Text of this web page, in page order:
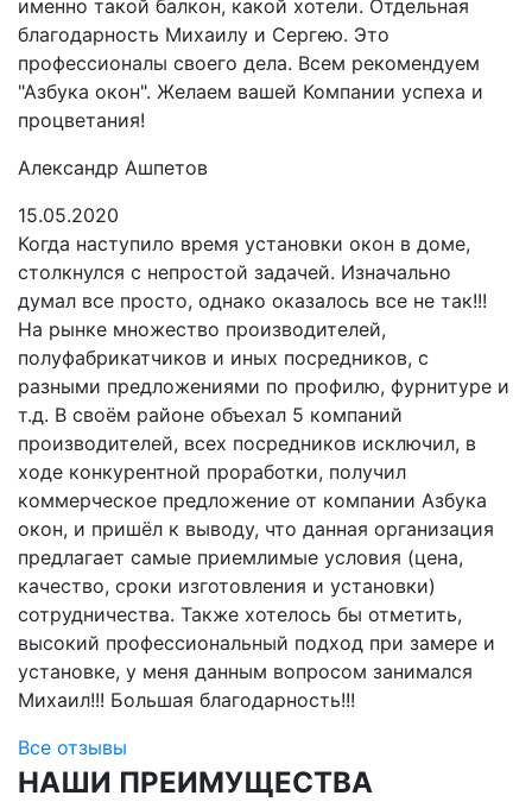
именно такой балкон, какой хотели. Отдельная
благодарность Михаилу и Сергею. Это
профессионалы своего дела. Всем рекомендуем
"Азбука окон". Желаем вашей Компании успеха и
процветания!
Александр Ашпетов
15.05.2020
Когда наступило время установки окон в доме,
столкнулся с непростой задачей. Изначально
думал все просто, однако оказалось все не так!!!
На рынке множество производителей,
полуфабрикатчиков и иных посредников, с
разными предложениями по профилю, фурнитуре и
т.д. В своём районе объехал 5 компаний
производителей, всех посредников исключил, в
ходе конкурентной проработки, получил
коммерческое предложение от компании Азбука
окон, и пришёл к выводу, что данная организация
предлагает самые приемлимые условия (цена,
качество, сроки изготовления и установки)
сотрудничества. Также хотелось бы отметить,
высокий профессиональный подход при замере и
установке, у меня данным вопросом занимался
Михаил!!! Большая благодарность!!!
Все отзывы
НАШИ ПРЕИМУЩЕСТВА